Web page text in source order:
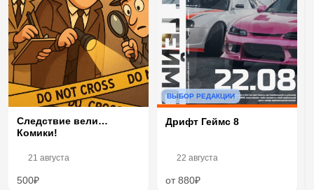
Следствие вели…
Комики!
21 августа
500₽
ВЫБОР РЕДАКЦИИ
Дрифт Геймс 8
22 августа
от 880₽